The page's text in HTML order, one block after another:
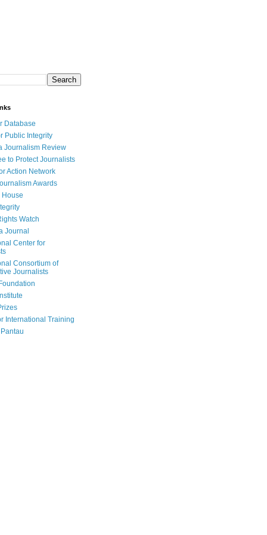
Database
Public Integrity
Journalism Review
to Protect Journalists
Action Network
Awards
House
Watch
Journal
Center for
Consortium of
Journalists
International Training